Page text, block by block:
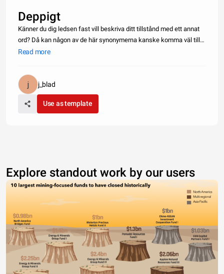
Deppigt
Känner du dig ledsen fast vill beskriva ditt tillstånd med ett annat
ord? Då kan någon av de här synonymerna kanske komma väl till
pass:<br style=&quot;color: rgb(70, 70, 70); font-family: `Pontano
Read more
j_blad
Use as template
Explore standout work by our users